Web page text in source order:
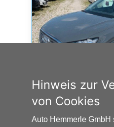
AUDI Q2
Hinweis zur
von Cookies
Auto Hemmerle GmbH